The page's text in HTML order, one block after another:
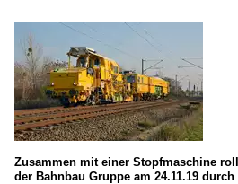
P&T Unimat 09-32/4S
P&T
P&T USP 2000
Robel BAMOWAG 54.24 -
Schienenfräszüge | sonstige
Schotterprofiliermaschinen
Zusammen mit einer Stopfmaschine
der Bahnbau Gruppe am 24.11.19